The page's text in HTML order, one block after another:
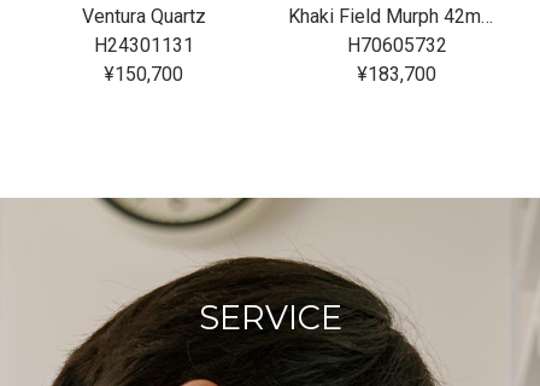
Ventura Quartz
H24301131
¥150,700
Khaki Field Murph 42mm Bracelet Bundle
H70605732
¥183,700
SERVICE